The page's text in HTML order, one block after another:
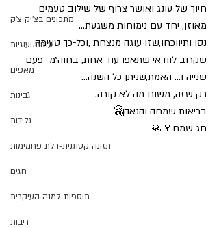
מתכונים בצ'יק צ'ק
עוגות ועוגיות
מאפים
גבינות
גלידות
תזונה קטוגנית-דלת פחמימות
חגים
תוספות למנה העיקרית
ריבות
חיוך של עונג ואושר צרוף של שילוב טעמים
מאוזן, יחד עם נימוחות משגעת...
נסו ותיווכחו,שזו עוגה מנצחת ,וכל-כך טעימה,
שקרוב לוודאי שתאפו עוד אחת, בחוה״מ- פעם
שנייה ו... האמת,שניתן כל השנה…
רק שזה, משום מה לא קורה.
בריאות שמחה והנאה🤗
חג שמח🍷🙏